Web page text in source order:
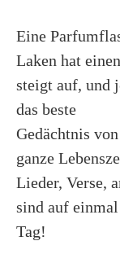
Eine
Laken hat
steigt auf, und
das beste
Gedächtnis
ganze
Lieder, Verse,
sind auf
Tag!